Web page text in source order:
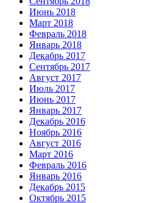
Июнь 2018
Март 2018
Февраль 2018
Январь 2018
Декабрь 2017
Сентябрь 2017
Август 2017
Июль 2017
Июнь 2017
Январь 2017
Декабрь 2016
Ноябрь 2016
Август 2016
Март 2016
Февраль 2016
Январь 2016
Декабрь 2015
Октябрь 2015